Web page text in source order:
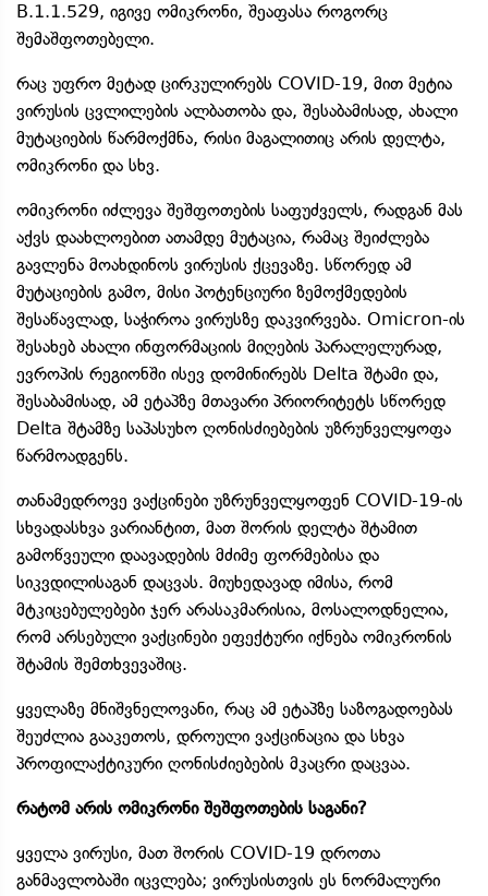
B.1.1.529, იგივე ომიკრონი, შეაფასა როგორც
შემაშფოთებელი.
რაც უფრო მეტად ცირკულირებს COVID-19, მით მეტია
ვირუსის ცვლილების ალბათობა და, შესაბამისად, ახალი
მუტაციების წარმოქმნა, რისი მაგალითიც არის დელტა,
ომიკრონი და სხვ.
ომიკრონი იძლევა შეშფოთების საფუძველს, რადგან მას
აქვს დაახლოებით ათამდე მუტაცია, რამაც შეიძლება
გავლენა მოახდინოს ვირუსის ქცევაზე. სწორედ ამ
მუტაციების გამო, მისი პოტენციური ზემოქმედების
შესაწავლად, საჭიროა ვირუსზე დაკვირვება. Omicron-ის
შესახებ ახალი ინფორმაციის მიღების პარალელურად,
ევროპის რეგიონში ისევ დომინირებს Delta შტამი და,
შესაბამისად, ამ ეტაპზე მთავარი პრიორიტეტს სწორედ
Delta შტამზე საპასუხო ღონისძიებების უზრუნველყოფა
წარმოადგენს.
თანამედროვე ვაქცინები უზრუნველყოფენ COVID-19-ის
სხვადასხვა ვარიანტით, მათ შორის დელტა შტამით
გამოწვეული დაავადების მძიმე ფორმებისა და
სიკვდილისაგან დაცვას. მიუხედავად იმისა, რომ
მტკიცებულებები ჯერ არასაკმარისია, მოსალოდნელია,
რომ არსებული ვაქცინები ეფექტური იქნება ომიკრონის
შტამის შემთხვევაშიც.
ყველაზე მნიშვნელოვანი, რაც ამ ეტაპზე საზოგადოებას
შეუძლია გააკეთოს, დროული ვაქცინაცია და სხვა
პროფილაქტიკური ღონისძიებების მკაცრი დაცვაა.
რატომ არის ომიკრონი შეშფოთების საგანი?
ყველა ვირუსი, მათ შორის COVID-19 დროთა
განმავლობაში იცვლება; ვირუსისთვის ეს ნორმალური